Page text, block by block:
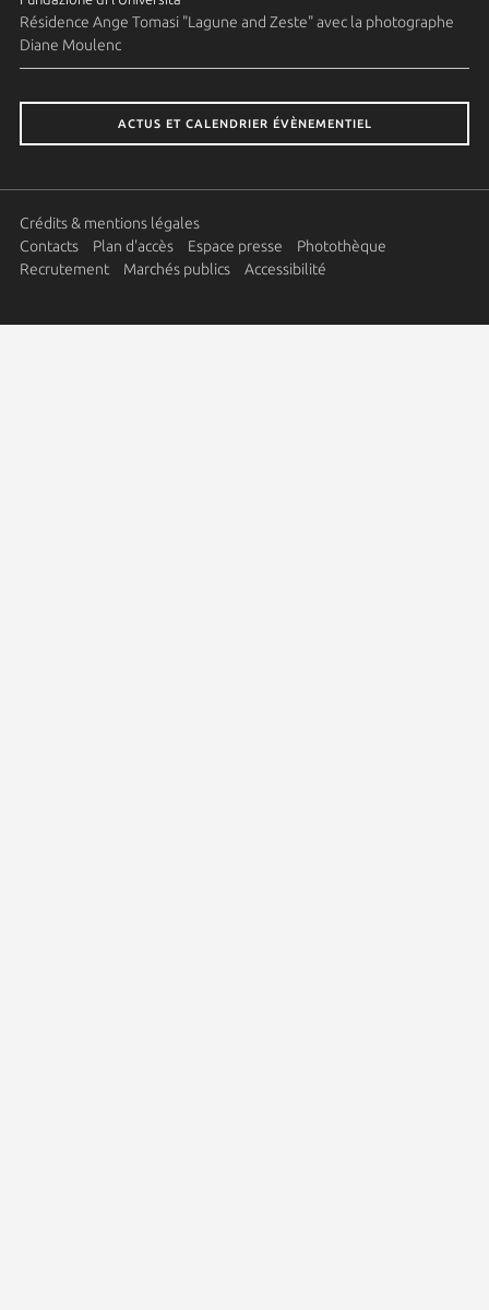
Résidence Ange Tomasi "Lagune and Zeste" avec la photographe
Diane Moulenc
ACTUS ET CALENDRIER ÉVÈNEMENTIEL
Crédits & mentions légales
Contacts
Plan d'accès Espace presse
Photothèque
Recrutement
Marchés publics Accessibilité